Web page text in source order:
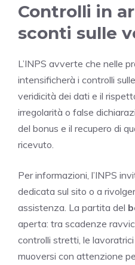
Controlli in
sconti sulle
L’INPS avverte che nelle
intensificherà i controlli
veridicità dei dati e il
irregolarità o false
del bonus e il recupero di
ricevuto.
Per informazioni, l’INPS
dedicata sul sito o a
assistenza. La partita del
aperta: tra scadenze
controlli stretti, le
muoversi con attenzione